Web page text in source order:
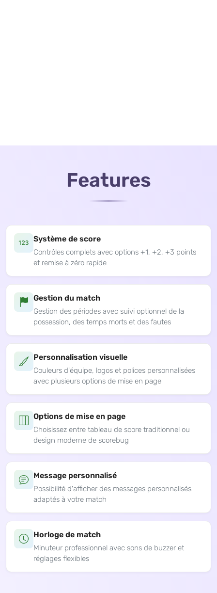
Features
Système de score
Contrôles complets avec options +1, +2, +3 points
et remise à zéro rapide
Gestion du match
Gestion des périodes avec suivi optionnel de la
possession, des temps morts et des fautes
Personnalisation visuelle
Couleurs d'équipe, logos et polices personnalisées
avec plusieurs options de mise en page
Options de mise en page
Choisissez entre tableau de score traditionnel ou
design moderne de scorebug
Message personnalisé
Possibilité d'afficher des messages personnalisés
adaptés à votre match
Horloge de match
Minuteur professionnel avec sons de buzzer et
réglages flexibles